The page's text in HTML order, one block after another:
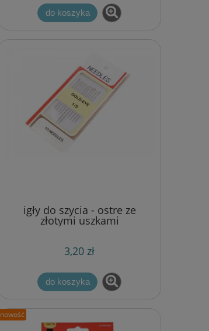
do koszyka
igły do szycia - ostre ze
złotymi uszkami
3,20 zł
do koszyka
nowość